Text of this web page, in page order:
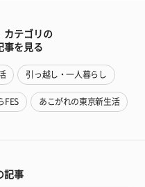
カテゴリの
事を見る
引っ越し・一人暮らし
FES あこがれの東京新生活
記事